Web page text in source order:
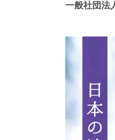
一般社団法